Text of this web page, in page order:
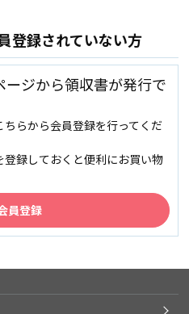
登録されていない方
ジから領収書が発行で
らから会員登録を行ってくだ
録しておくと便利にお買い物